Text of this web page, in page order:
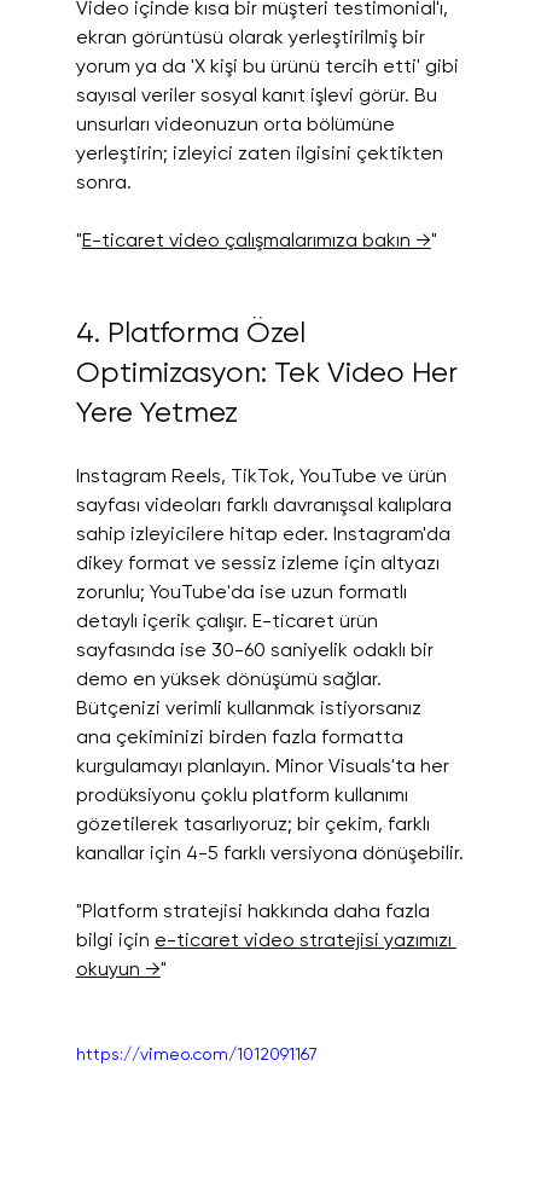
Video içinde kısa bir müşteri testimonial'ı,
ekran görüntüsü olarak yerleştirilmiş bir
yorum ya da 'X kişi bu ürünü tercih etti' gibi
sayısal veriler sosyal kanıt işlevi görür. Bu
unsurları videonuzun orta bölümüne
yerleştirin; izleyici zaten ilgisini çektikten
sonra.
"E-ticaret video çalışmalarımıza bakın →"
4. Platforma Özel
Optimizasyon: Tek Video Her
Yere Yetmez
Instagram Reels, TikTok, YouTube ve ürün
sayfası videoları farklı davranışsal kalıplara
sahip izleyicilere hitap eder. Instagram'da
dikey format ve sessiz izleme için altyazı
zorunlu; YouTube'da ise uzun formatlı
detaylı içerik çalışır. E-ticaret ürün
sayfasında ise 30-60 saniyelik odaklı bir
demo en yüksek dönüşümü sağlar.
Bütçenizi verimli kullanmak istiyorsanız
ana çekiminizi birden fazla formatta
kurgulamayı planlayın. Minor Visuals'ta her
prodüksiyonu çoklu platform kullanımı
gözetilerek tasarlıyoruz; bir çekim, farklı
kanallar için 4-5 farklı versiyona dönüşebilir.
"Platform stratejisi hakkında daha fazla
bilgi için e-ticaret video stratejisi yazımızı
okuyun →"
https://vimeo.com/1012091167